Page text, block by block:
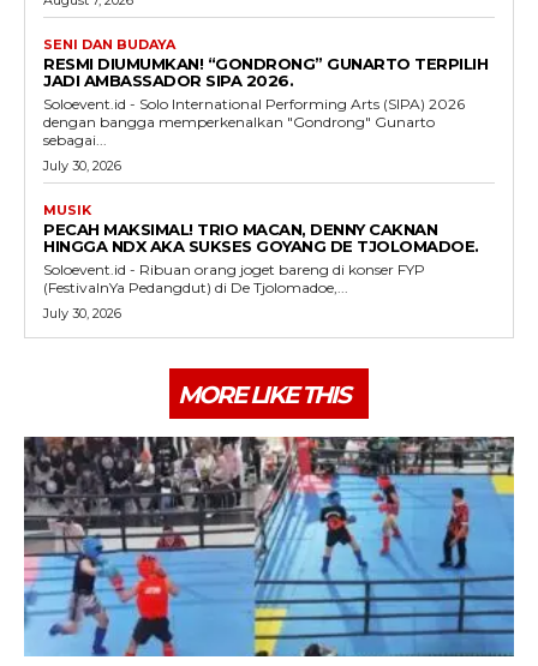
SENI DAN BUDAYA
RESMI DIUMUMKAN! “GONDRONG” GUNARTO TERPILIH
JADI AMBASSADOR SIPA 2026.
Soloevent.id - Solo International Performing Arts (SIPA) 2026
dengan bangga memperkenalkan "Gondrong" Gunarto
sebagai...
July 30, 2026
MUSIK
PECAH MAKSIMAL! TRIO MACAN, DENNY CAKNAN
HINGGA NDX AKA SUKSES GOYANG DE TJOLOMADOE.
Soloevent.id - Ribuan orang joget bareng di konser FYP
(FestivalnYa Pedangdut) di De Tjolomadoe,...
July 30, 2026
MORE LIKE THIS